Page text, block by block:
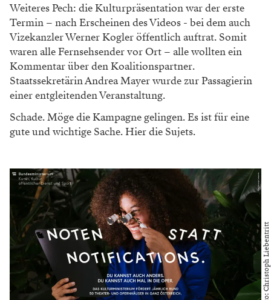
Weiteres Pech: die Kulturpräsentation war der erste
Termin – nach Erscheinen des Videos - bei dem auch
Vizekanzler Werner Kogler öffentlich auftrat. Somit
waren alle Fernsehsender vor Ort – alle wollten ein
Kommentar über den Koalitionspartner.
Staatssekretärin Andrea Mayer wurde zur Passagierin
einer entgleitenden Veranstaltung.
Schade. Möge die Kampagne gelingen. Es ist für eine
gute und wichtige Sache. Hier die Sujets.
Foto: Christoph Liebentritt